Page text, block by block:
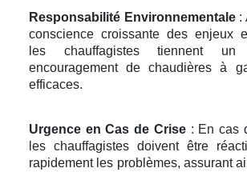
Responsabilité Environnementale:
conscience croissante des enjeux
les chauffagistes tiennent
encouragement de chaudières à
efficaces.
Urgence en Cas de Crise: En cas
les chauffagistes doivent être
rapidement les problèmes, assurant